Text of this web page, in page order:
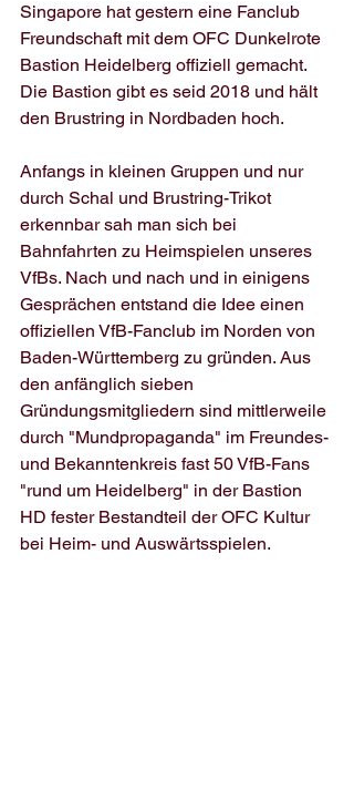
Singapore hat gestern eine Fanclub
Freundschaft mit dem OFC Dunkelrote
Bastion Heidelberg offiziell gemacht.
Die Bastion gibt es seid 2018 und hält
den Brustring in Nordbaden hoch.
Anfangs in kleinen Gruppen und nur
durch Schal und Brustring-Trikot
erkennbar sah man sich bei
Bahnfahrten zu Heimspielen unseres
VfBs. Nach und nach und in einigens
Gesprächen entstand die Idee einen
offiziellen VfB-Fanclub im Norden von
Baden-Württemberg zu gründen. Aus
den anfänglich sieben
Gründungsmitgliedern sind mittlerweile
durch "Mundpropaganda" im Freundes-
und Bekanntenkreis fast 50 VfB-Fans
"rund um Heidelberg" in der Bastion
HD fester Bestandteil der OFC Kultur
bei Heim- und Auswärtsspielen.